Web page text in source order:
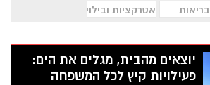
בריאות אטרקציות ובילוי
יוצאים מהבית, מגלים את הים:
פעילויות קיץ לכל המשפחה